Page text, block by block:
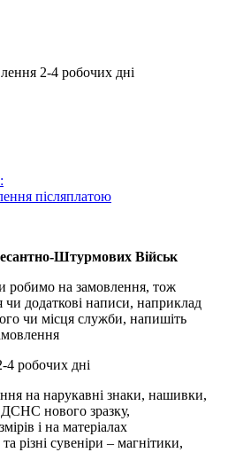
2-4 робочих дні
післяплатою
Штурмових Військ
робимо на замовлення, тож
додаткові написи, наприклад
чи місця служби, напишіть
4 робочих дні
на нарукавні знаки, нашивки,
нового зразку,
і на матеріалах
різні сувеніри – магнітики,